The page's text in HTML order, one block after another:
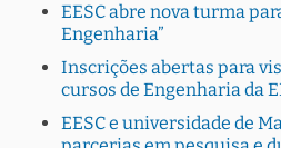
EESC abre nova turma
Engenharia”
Inscrições abertas para
cursos de Engenharia da
EESC e universidade de